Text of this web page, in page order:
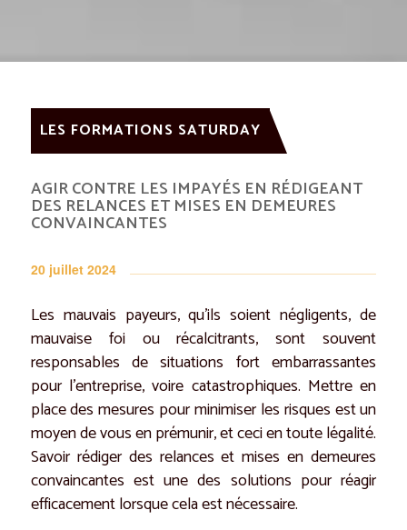
LES FORMATIONS SATURDAY
AGIR CONTRE LES IMPAYÉS EN RÉDIGEANT
DES RELANCES ET MISES EN DEMEURES
CONVAINCANTES
20 juillet 2024
Les mauvais payeurs, qu’ils soient négligents, de
mauvaise foi ou récalcitrants, sont souvent
responsables de situations fort embarrassantes
pour l’entreprise, voire catastrophiques. Mettre en
place des mesures pour minimiser les risques est un
moyen de vous en prémunir, et ceci en toute légalité.
Savoir rédiger des relances et mises en demeures
convaincantes est une des solutions pour réagir
efficacement lorsque cela est nécessaire.